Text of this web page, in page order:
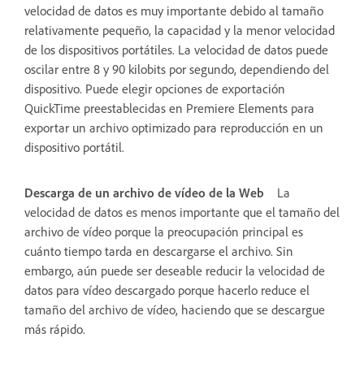
velocidad de datos es muy importante debido al tamaño
relativamente pequeño, la capacidad y la menor velocidad
de los dispositivos portátiles. La velocidad de datos puede
oscilar entre 8 y 90 kilobits por segundo, dependiendo del
dispositivo. Puede elegir opciones de exportación
QuickTime preestablecidas en Premiere Elements para
exportar un archivo optimizado para reproducción en un
dispositivo portátil.
Descarga de un archivo de vídeo de la Web
La
velocidad de datos es menos importante que el tamaño del
archivo de vídeo porque la preocupación principal es
cuánto tiempo tarda en descargarse el archivo. Sin
embargo, aún puede ser deseable reducir la velocidad de
datos para vídeo descargado porque hacerlo reduce el
tamaño del archivo de vídeo, haciendo que se descargue
más rápido.